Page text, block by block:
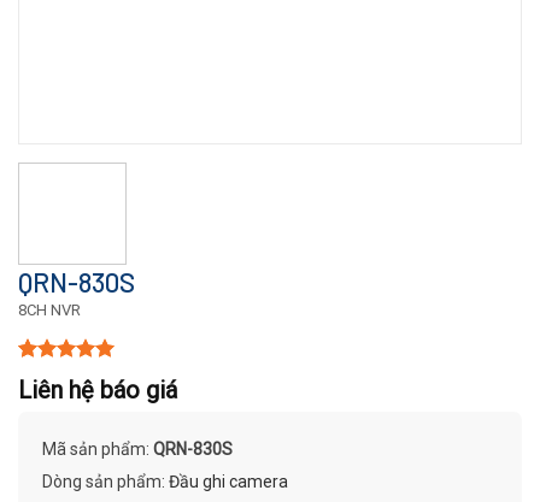
QRN-830S
8CH NVR
5.00
trên 5
dựa trên
1Liên hệ báo giá
Mã sản phẩm: QRN-830S
Dòng sản phẩm: Đầu ghi camera